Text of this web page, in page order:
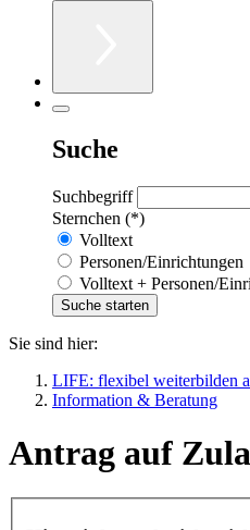
Suche
Suchbegriff
Sternchen (*)
Volltext
Personen/Einrichtungen
Volltext + Personen/
Sie sind hier:
LIFE: flexibel weiterbilden
Information & Beratung
Antrag auf